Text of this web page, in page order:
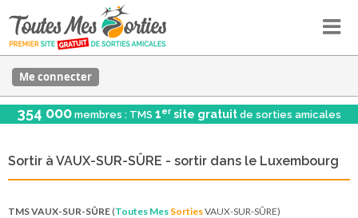
Me connecter
354 000 membres : TMS 1er site gratuit de sorties amicales
Sortir à VAUX-SUR-SÛRE - sortir dans le Luxembourg
TMS VAUX-SUR-SÛRE (Toutes Mes SortiesVAUX-SUR-SÛRE)